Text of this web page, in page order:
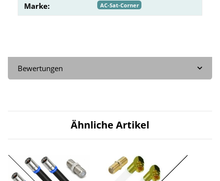
Marke: AC-Sat-Corner
Bewertungen
Ähnliche Artikel